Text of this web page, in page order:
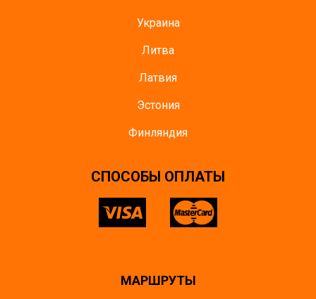
Украина
Литва
Латвия
Эстония
Финляндия
CПОСОБЫ ОПЛАТЫ
МАРШРУТЫ